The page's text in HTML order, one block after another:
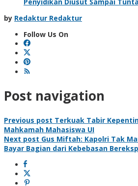
by Redaktur Redaktur
Follow Us On
Post navigation
Previous post Terkuak Tabir
Mahkamah Mahasiswa UI
Next post Gus Miftah: Kapolri Tak
Bayar Bagian dari Kebebasan